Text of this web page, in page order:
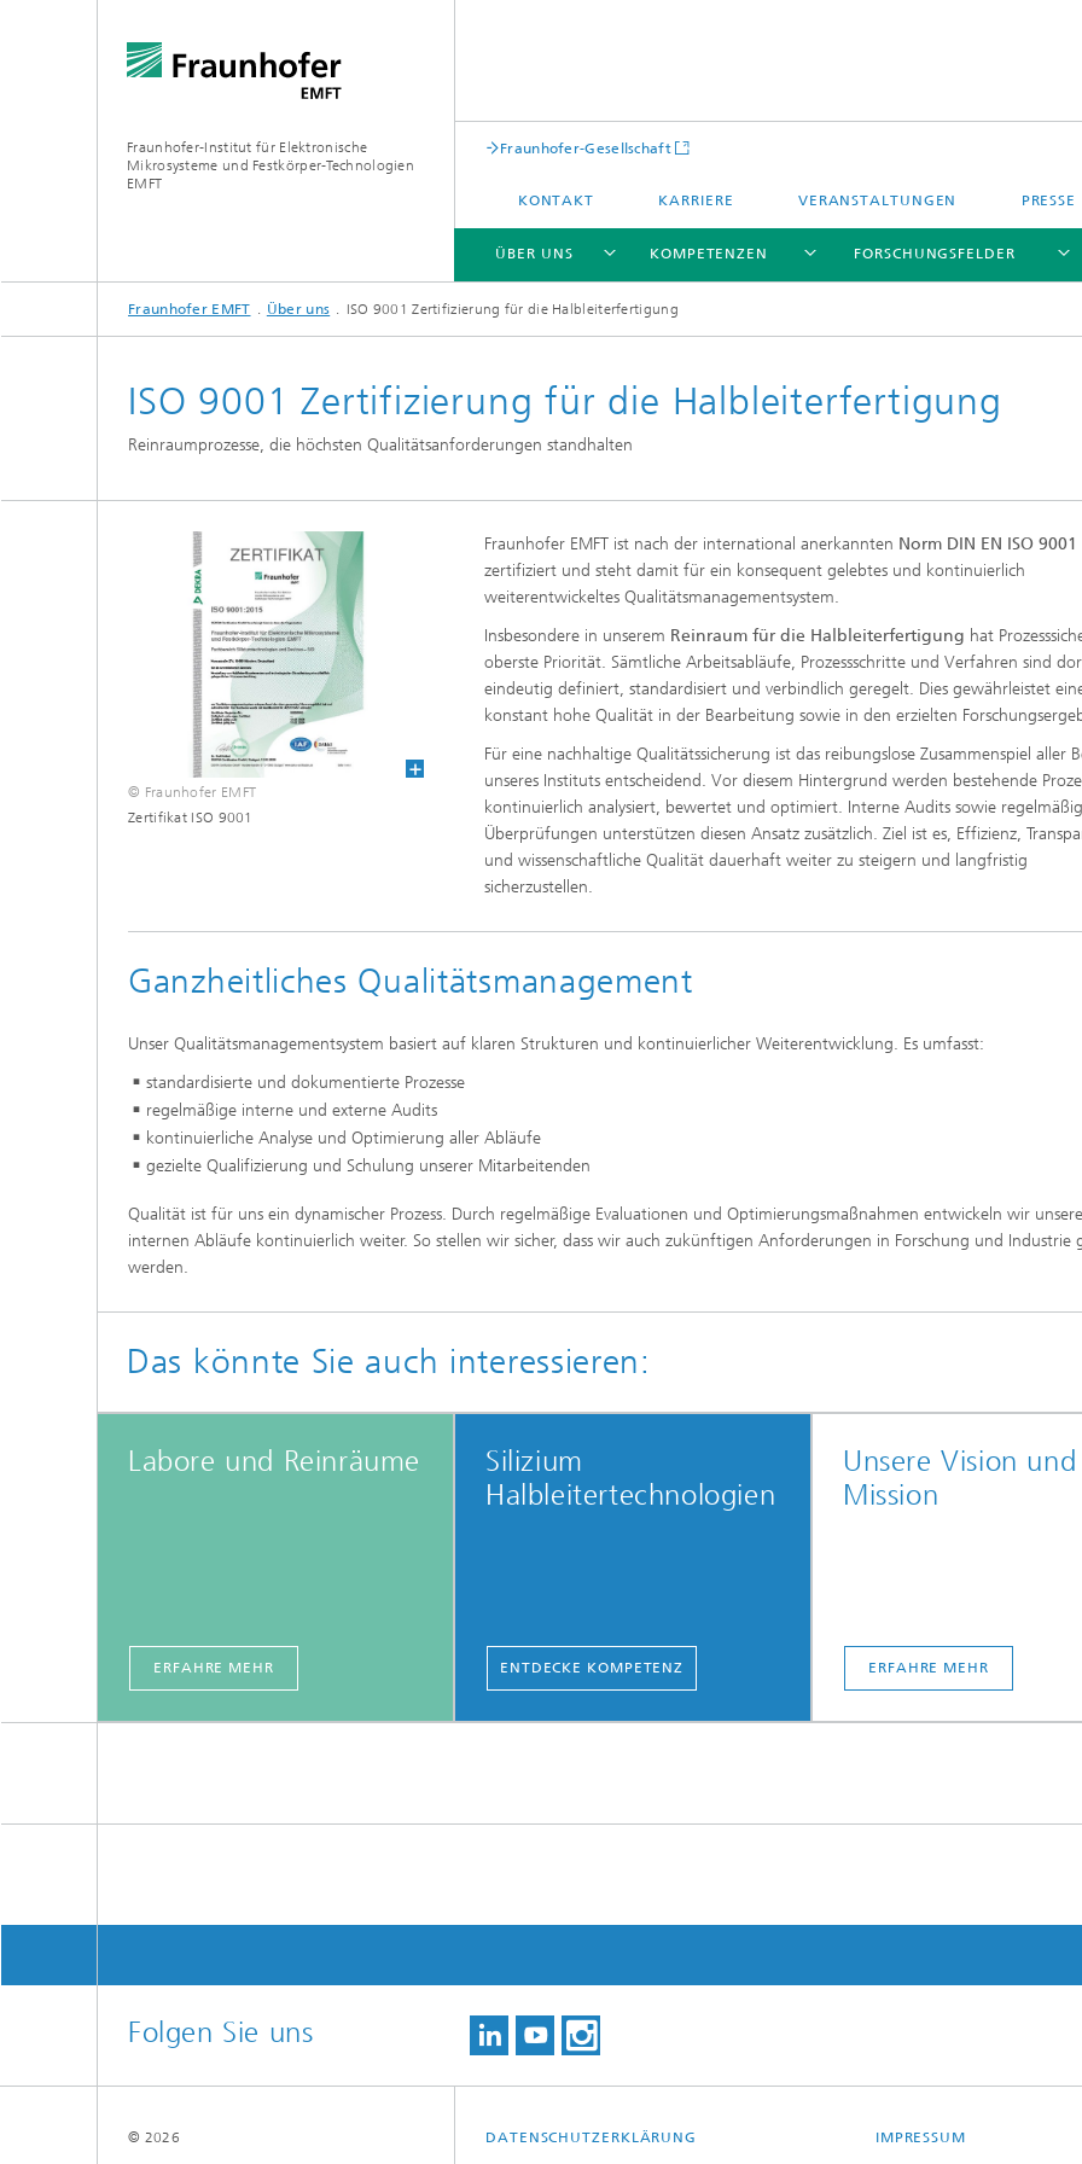
Fraunhofer-Institut für Elektronische
Mikrosysteme und Festkörper-Technologien
EMFT
Fraunhofer-Gesellschaft
KONTAKT KARRIERE VERANSTALTUNGEN PRESSE
ÜBER UNS
ÜBER UNS
KOMPETENZEN
KOMPETENZEN
FORSCHUNGSFELDER
FORSCHUNGSFELDER
LABORE UND REINRÄUME
Fraunhofer EMFT Über uns ISO 9001 Zertifizierung für die Halbleiterfertigung
ISO 9001 Zertifizierung für die Halbleiterfertigung
Reinraumprozesse, die höchsten Qualitätsanforderungen standhalten
© Fraunhofer EMFT
Zertifikat ISO 9001
Fraunhofer EMFT ist nach der international anerkannten Norm DIN EN ISO 9001
zertifiziert und steht damit für ein konsequent gelebtes und kontinuierlich
weiterentwickeltes Qualitätsmanagementsystem.
Insbesondere in unserem Reinraum für die Halbleiterfertigung hat
oberste Priorität. Sämtliche Arbeitsabläufe, Prozessschritte und Verfahren sind
eindeutig definiert, standardisiert und verbindlich geregelt. Dies gewährleistet
konstant hohe Qualität in der Bearbeitung sowie in den erzielten
Für eine nachhaltige Qualitätssicherung ist das reibungslose Zusammenspiel aller
unseres Instituts entscheidend. Vor diesem Hintergrund werden bestehende
kontinuierlich analysiert, bewertet und optimiert. Interne Audits sowie
Überprüfungen unterstützen diesen Ansatz zusätzlich. Ziel ist es, Effizienz,
und wissenschaftliche Qualität dauerhaft weiter zu steigern und langfristig
sicherzustellen.
Ganzheitliches Qualitätsmanagement
Unser Qualitätsmanagementsystem basiert auf klaren Strukturen und kontinuierlicher Weiterentwicklung. Es umfasst:
standardisierte und dokumentierte Prozesse
regelmäßige interne und externe Audits
kontinuierliche Analyse und Optimierung aller Abläufe
gezielte Qualifizierung und Schulung unserer Mitarbeitenden
Qualität ist für uns ein dynamischer Prozess. Durch regelmäßige Evaluationen und Optimierungsmaßnahmen entwickeln wir unsere
internen Abläufe kontinuierlich weiter. So stellen wir sicher, dass wir auch zukünftigen Anforderungen in Forschung und Industrie
werden.
Das könnte Sie auch interessieren:
Labore und Reinräume
ERFAHRE MEHR
Silizium
Halbleitertechnologien
ENTDECKE KOMPETENZ
Unsere Vision und
Mission
ERFAHRE MEHR
Folgen Sie uns
DATENSCHUTZERKLÄRUNG IMPRESSUM
© 2026